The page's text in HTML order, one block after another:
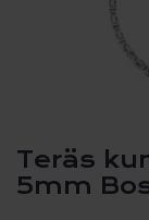
Teräs kuningasketju 5mm x
5mm